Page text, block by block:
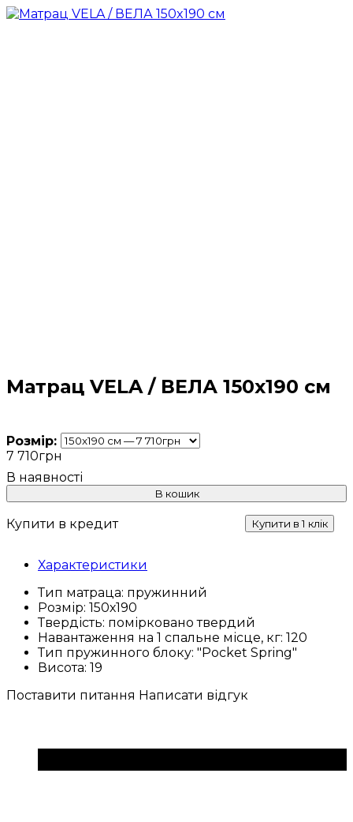
Матрац VELA / ВЕЛА 150x190 см
Розмір:
7 710грн
В кошик
Купити в кредит Купити в 1 клік
Характеристики
Тип матраца: пружинний
Розмір: 150х190
Твердість: помірковано твердий
Навантаження на 1 спальне місце, кг: 120
Тип пружинного блоку: "Pocket Spring"
Висота: 19
Поставити питання Написати відгук